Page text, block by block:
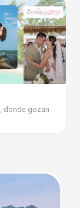
donde gozan